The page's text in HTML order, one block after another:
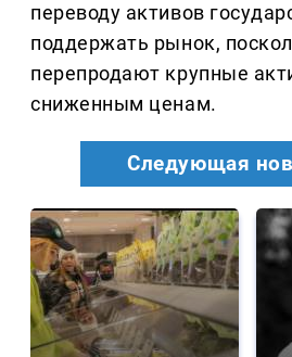
переводу активов
поддержать рынок,
перепродают крупные
сниженным ценам.
Следующая